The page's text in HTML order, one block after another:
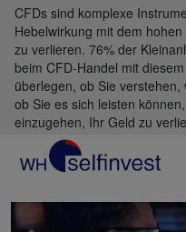
CFDs sind komplexe
Hebelwirkung mit dem
zu verlieren. 76% der
beim CFD-Handel mit
überlegen, ob Sie
ob Sie es sich leisten
einzugehen, Ihr Geld zu